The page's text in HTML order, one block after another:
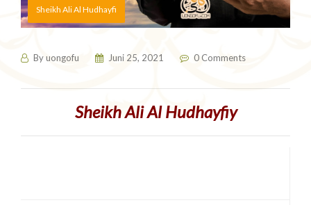
Sheikh Ali Al Hudhayfi
Byuongofu Juni 25, 2021 0 Comments
Sheikh Ali Al Hudhayfiy